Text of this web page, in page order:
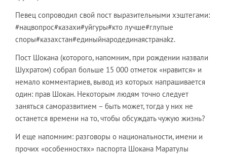
Певец сопроводил свой пост выразительными хэштегами:
#нацвопрос#казахи#уйгуры#кто лучше#глупые
споры#казахстан#единыйнародединаястранаkz.
Пост Шокана (которого, напомним, при рождении назвали
Шухратом) собрал больше 15 000 отметок «нравится» и
немало комментариев, вывод из которых напрашивается
один: прав Шокан. Некоторым людям точно следует
заняться саморазвитием – быть может, тогда у них не
останется времени на то, чтобы обсуждать чужую жизнь?
И еще напомним: разговоры о национальности, имени и
прочих «особенностях» паспорта Шокана Маратулы